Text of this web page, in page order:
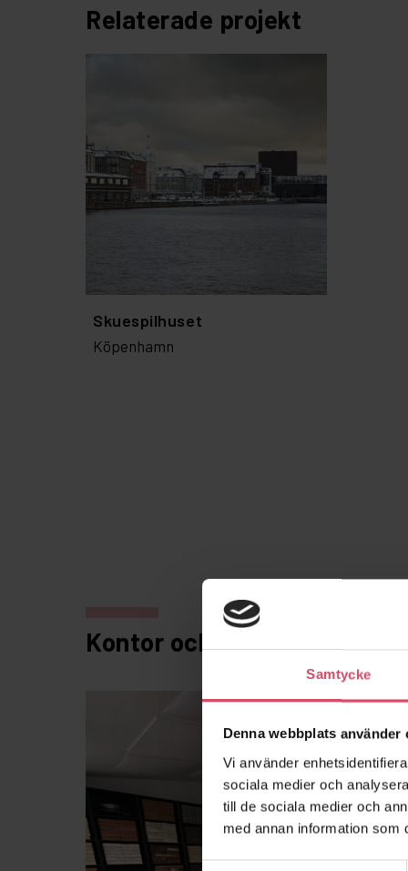
Samtycke
Denna webbplats använder
Vi använder
sociala medier och
till de sociala medier och
med annan information som
Relaterade projekt
Skuespilhuset
Köpenhamn
Kontor och showroom